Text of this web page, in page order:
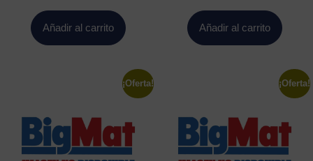
Añadir al carrito Añadir al carrito
¡Oferta! ¡Oferta!